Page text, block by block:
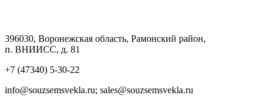
396030, Воронежская область, Рамонский район,
п. ВНИИСС, д. 81
+7 (47340) 5-30-22
info@souzsemsvekla.ru; sales@souzsemsvekla.ru